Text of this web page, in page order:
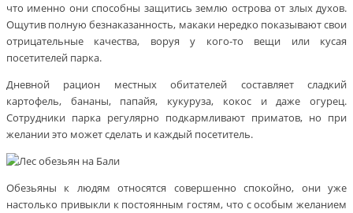
что именно они способны защитись землю острова от злых духов.
Ощутив полную безнаказанность, макаки нередко показывают свои
отрицательные качества, воруя у кого-то вещи или кусая
посетителей парка.
Дневной рацион местных обитателей составляет сладкий
картофель, бананы, папайя, кукуруза, кокос и даже огурец.
Сотрудники парка регулярно подкармливают приматов, но при
желании это может сделать и каждый посетитель.
Обезьяны к людям относятся совершенно спокойно, они уже
настолько привыкли к постоянным гостям, что с особым желанием